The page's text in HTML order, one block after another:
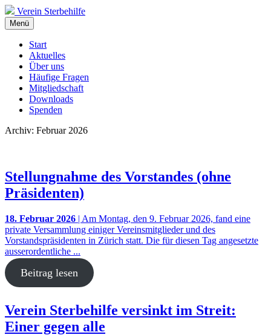
Verein Sterbehilfe
Menü
Start
Aktuelles
Über uns
Häufige Fragen
Mitgliedschaft
Downloads
Spenden
Archiv: Februar 2026
Stellungnahme des Vorstandes (ohne
Präsidenten)
18. Februar 2026 | Am Montag, den 9. Februar 2026, fand eine
private Versammlung einiger Vereinsmitglieder und des
Vorstandspräsidenten in Zürich statt. Die für diesen Tag angesetzte
ausserordentliche ...
Beitrag lesen
Verein Sterbehilfe versinkt im Streit:
Einer gegen alle